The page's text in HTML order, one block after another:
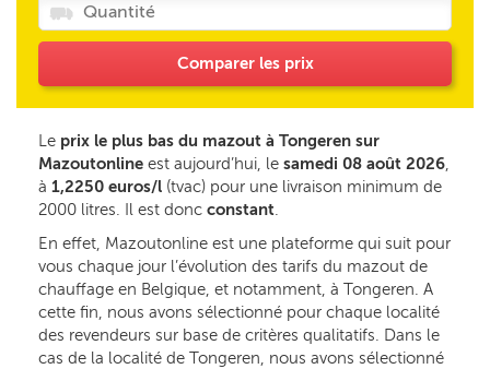
Comparer les prix
Le prix le plus bas du mazout à Tongeren sur
Mazoutonline est aujourd’hui, le samedi 08 août 2026,
à 1,2250 euros/l (tvac) pour une livraison minimum de
2000 litres. Il est donc constant.
En effet, Mazoutonline est une plateforme qui suit pour
vous chaque jour l’évolution des tarifs du mazout de
chauffage en Belgique, et notamment, à Tongeren. A
cette fin, nous avons sélectionné pour chaque localité
des revendeurs sur base de critères qualitatifs. Dans le
cas de la localité de Tongeren, nous avons sélectionné